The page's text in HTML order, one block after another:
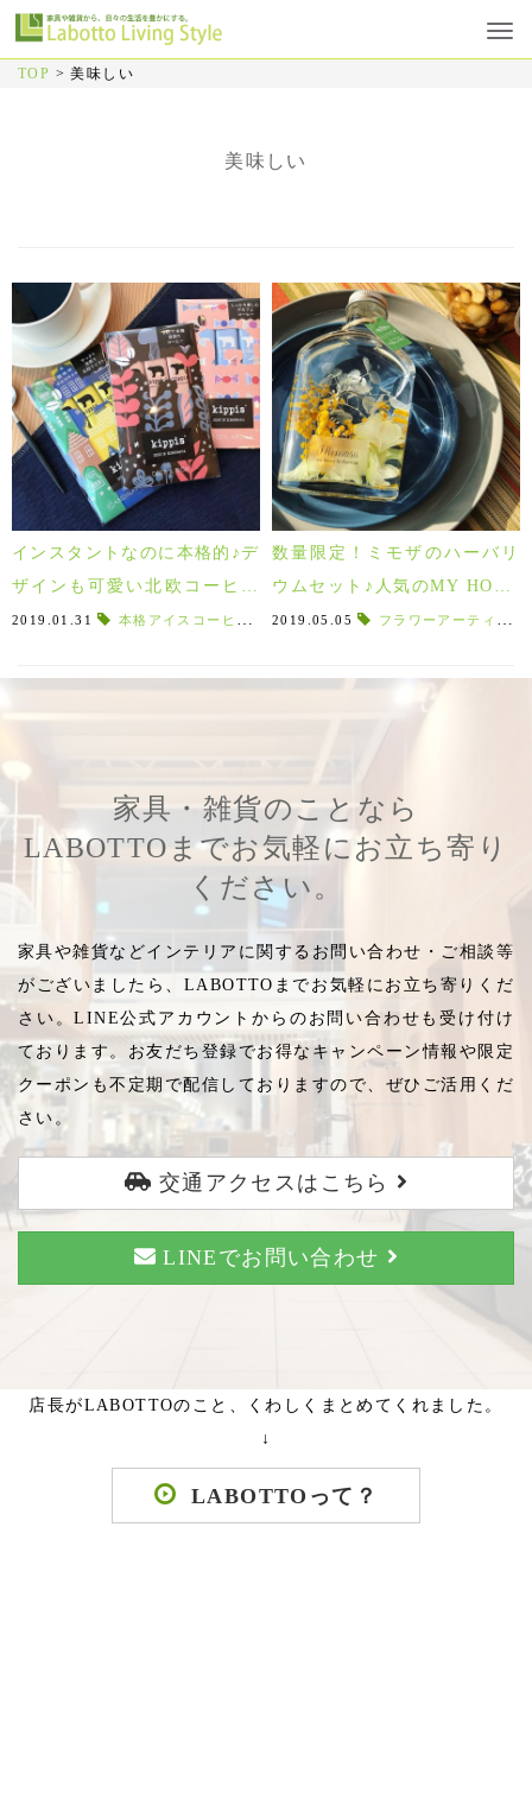
TOP >美味しい
美味しい
インスタントなのに本格的♪デ
ザインも可愛い北欧コーヒー
Kippis(キッピス)！
2019.01.31 本格アイスコーヒー 本格ドリップコーヒー,アイスコーヒー
数量限定！ミモザのハーバリ
ウムセット♪人気のMY HONE
Y母の日ギフトが今年も入
2019.05.05 フラワーアーティスト
家具・雑貨のことなら
LABOTTOまでお気軽にお立ち寄り
ください。
家具や雑貨などインテリアに関するお問い合わせ・ご相談等
がございましたら、LABOTTOまでお気軽にお立ち寄りくだ
さい。LINE公式アカウントからのお問い合わせも受け付け
ております。お友だち登録でお得なキャンペーン情報や限定
クーポンも不定期で配信しておりますので、ぜひご活用くだ
さい。
交通アクセスはこちら
LINEでお問い合わせ
店長がLABOTTOのこと、くわしくまとめてくれました。
↓
LABOTTOって？